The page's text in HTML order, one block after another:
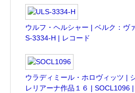
ウルフ・ヘルシャー | ベルク：ヴ
S-3334-H | レコード
ウラディミール・ホロヴィッツ |
レリアーナ作品１６ | SOCL1096